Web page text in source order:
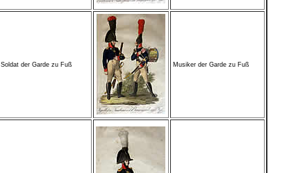
Soldat der Garde zu Fuß Musiker der Garde zu Fuß